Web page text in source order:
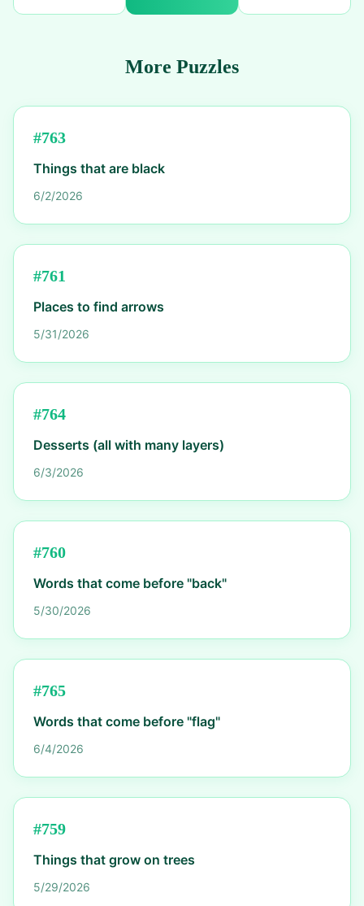
More Puzzles
#763
Things that are black
6/2/2026
#761
Places to find arrows
5/31/2026
#764
Desserts (all with many layers)
6/3/2026
#760
Words that come before "back"
5/30/2026
#765
Words that come before "flag"
6/4/2026
#759
Things that grow on trees
5/29/2026